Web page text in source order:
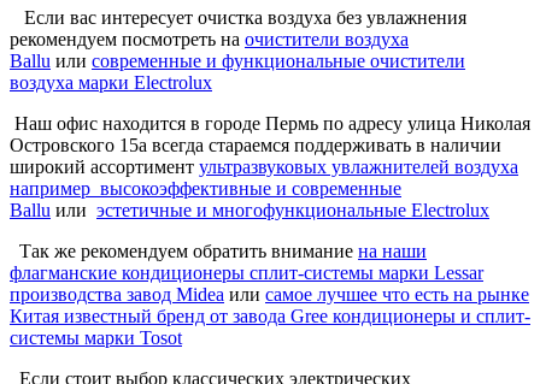
Если вас интересует очистка воздуха без увлажнения
рекомендуем посмотреть на очистители воздуха
Ballu или современные и функциональные очистители
воздуха марки Electrolux
Наш офис находится в городе Пермь по адресу улица Николая
Островского 15а всегда стараемся поддерживать в наличии
широкий ассортимент ультразвуковых увлажнителей воздуха
например высокоэффективные и современные
Ballu или эстетичные и многофункциональные Electrolux
Так же рекомендуем обратить внимание на наши
флагманские кондиционеры сплит-системы марки Lessar
производства завод Midea или самое лучшее что есть на рынке
Китая известный бренд от завода Gree кондиционеры и сплит-
системы марки Tosot
Если стоит выбор классических электрических